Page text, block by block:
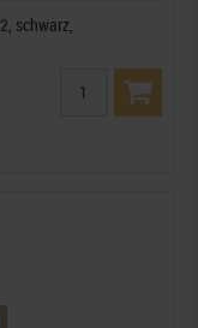
schwarz,